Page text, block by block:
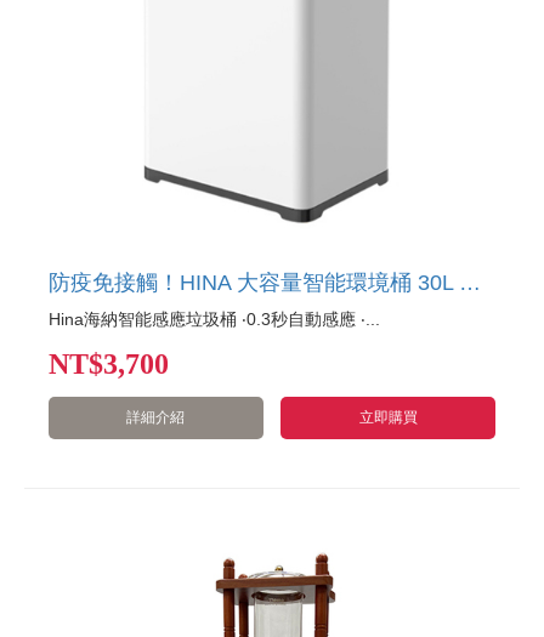
防疫免接觸！HINA 大容量智能環境桶 30L 白 HN-ZS02-30W
Hina海納智能感應垃圾桶 ‧0.3秒自動感應 ‧...
NT$3,700
立即購買
詳細介紹